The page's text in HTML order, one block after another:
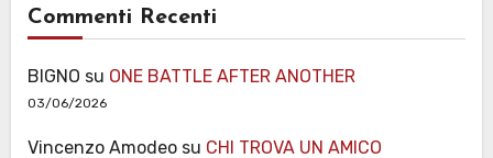
Commenti Recenti
BIGNO su ONE BATTLE AFTER ANOTHER
03/06/2026
Vincenzo Amodeosu CHI TROVA UN AMICO